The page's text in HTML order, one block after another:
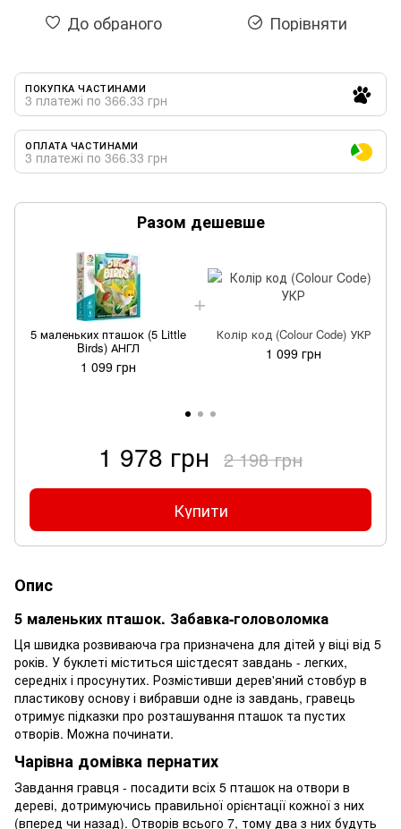
До обраного Порівняти
ПОКУПКА ЧАСТИНАМИ
3 платежі по 366.33 грн
ОПЛАТА ЧАСТИНАМИ
3 платежі по 366.33 грн
Разом дешевше
5 маленьких пташок (5 Little
Birds) АНГЛ
1 099 грн
Колір код (Colour Code) УКР
1 099 грн
1 978 грн 2 198 грн
Купити
Опис
5 маленьких пташок. Забавка-головоломка
Ця швидка розвиваюча гра призначена для дітей у віці від 5
років. У буклеті міститься шістдесят завдань - легких,
середніх і просунутих. Розмістивши дерев'яний стовбур в
пластикову основу і вибравши одне із завдань, гравець
отримує підказки про розташування пташок та пустих
отворів. Можна починати.
Чарівна домівка пернатих
Завдання гравця - посадити всіх 5 пташок на отвори в
дереві, дотримуючись правильної орієнтації кожної з них
(вперед чи назад). Отворів всього 7, тому два з них будуть